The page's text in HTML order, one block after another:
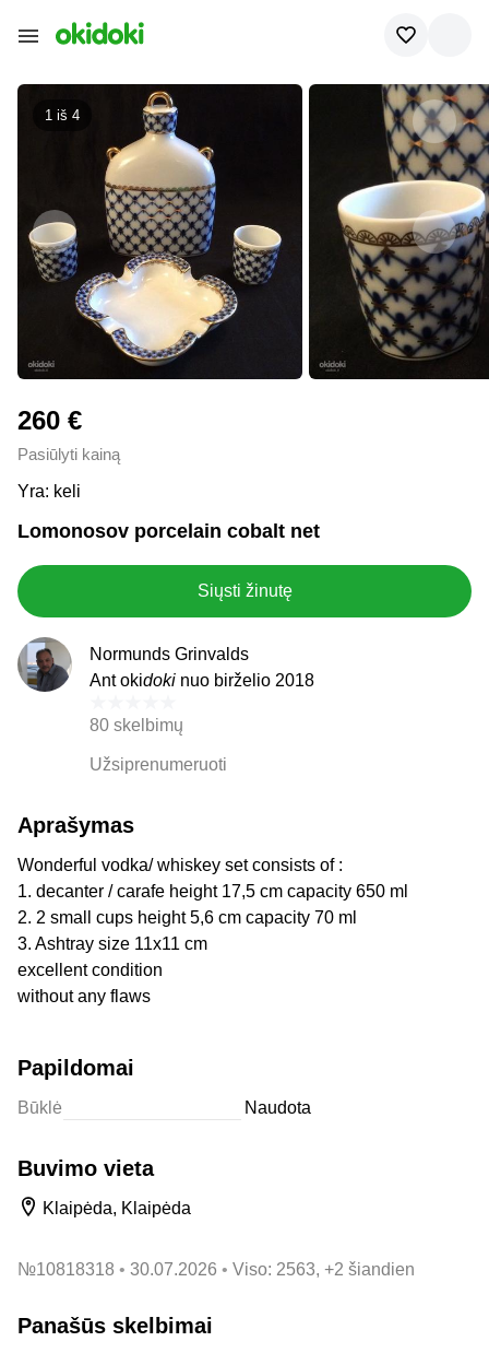
1 iš 4
260 €
Pasiūlyti kainą
Yra: keli
Lomonosov porcelain cobalt net
Siųsti žinutę
Normunds Grinvalds
Ant okidoki nuo birželio 2018
80 skelbimų
Užsiprenumeruoti
Aprašymas
Wonderful vodka/ whiskey set consists of :
1. decanter / carafe height 17,5 cm capacity 650 ml
2. 2 small cups height 5,6 cm capacity 70 ml
3. Ashtray size 11x11 cm
excellent condition
without any flaws
Papildomai
Būklė Naudota
Buvimo vieta
Klaipėda, Klaipėda
№10818318 30.07.2026 Viso: 2563, +2 šiandien
Panašūs skelbimai